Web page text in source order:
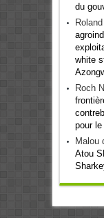
du
white
Roch
pour
Malou
Atou